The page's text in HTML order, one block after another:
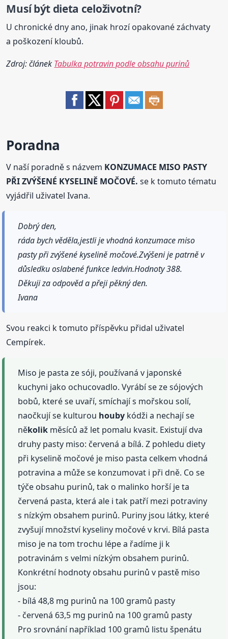
Musí být dieta celoživotní?
U chronické dny ano, jinak hrozí opakované záchvaty
a poškození kloubů.
Zdroj: článek Tabulka potravin podle obsahu purinů
Poradna
V naší poradně s názvem KONZUMACE MISO PASTY
PŘI ZVÝŠENÉ KYSELINĚ MOČOVÉ. se k tomuto tématu
vyjádřil uživatel Ivana.
Dobrý den,
ráda bych věděla,jestli je vhodná konzumace miso
pasty při zvýšené kyselině močové.Zvýšeni je patrně v
důsledku oslabené funkce ledvin.Hodnoty 388.
Děkuji za odpověd a přeji pěkný den.
Ivana
Svou reakci k tomuto příspěvku přidal uživatel
Cempírek.
Miso je pasta ze sóji, používaná v japonské
kuchyni jako ochucovadlo. Vyrábí se ze sójových
bobů, které se uvaří, smíchají s mořskou solí,
naočkují se kulturou houby kódži a nechají se
několik měsíců až let pomalu kvasit. Existují dva
druhy pasty miso: červená a bílá. Z pohledu diety
při kyselině močové je miso pasta celkem vhodná
potravina a může se konzumovat i při dně. Co se
týče obsahu purinů, tak o malinko horší je ta
červená pasta, která ale i tak patří mezi potraviny
s nízkým obsahem purinů. Puriny jsou látky, které
zvyšují množství kyseliny močové v krvi. Bílá pasta
miso je na tom trochu lépe a řadíme ji k
potravinám s velmi nízkým obsahem purinů.
Konkrétní hodnoty obsahu purinů v pastě miso
jsou:
- bílá 48,8 mg purinů na 100 gramů pasty
- červená 63,5 mg purinů na 100 gramů pasty
Pro srovnání například 100 gramů listu špenátu